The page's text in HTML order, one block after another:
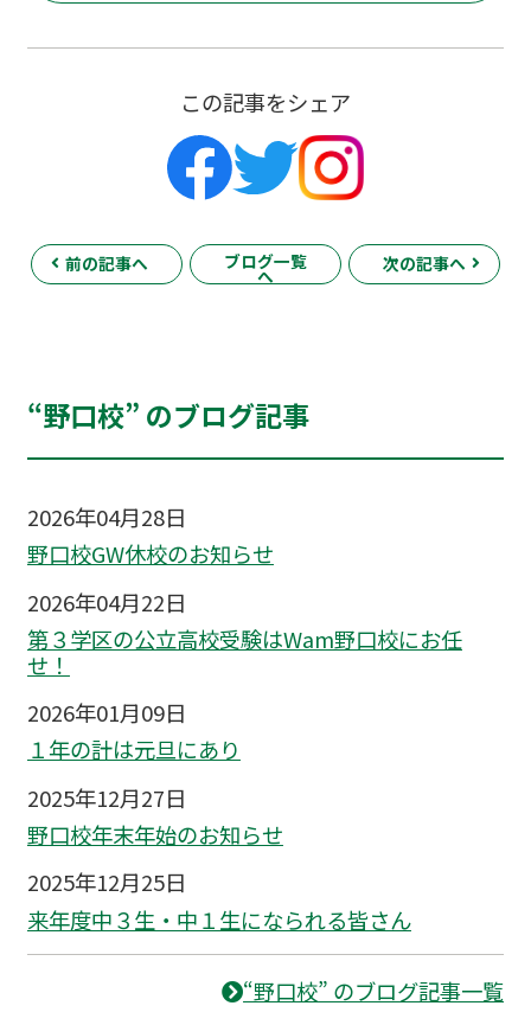
この記事をシェア
前の記事へ ブログ一覧
へ
次の記事へ
“野口校” のブログ記事
2026年04月28日
野口校GW休校のお知らせ
2026年04月22日
第３学区の公立高校受験はWam野口校にお任
せ！
2026年01月09日
１年の計は元旦にあり
2025年12月27日
野口校年末年始のお知らせ
2025年12月25日
来年度中３生・中１生になられる皆さん
“野口校” のブログ記事一覧